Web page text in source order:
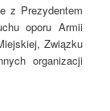
z Prezydentem
oporu Armii
Związku
organizacji